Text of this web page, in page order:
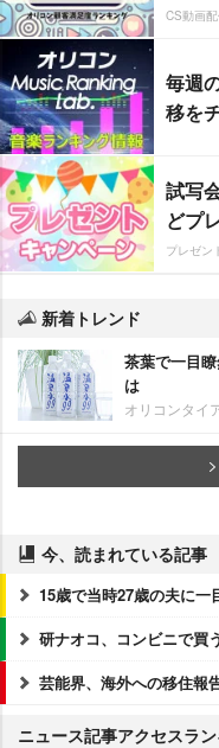
CS動画
毎週
移を
試写
どプ
プレゼン
新着トレンド
茶葉で一目
は
オリコンタイ
今、読まれている記事
15歳で当時27歳の夫に一
研ナオコ、コンビニで買
芸能界、海外への移住報
ニュース記事アクセスラ